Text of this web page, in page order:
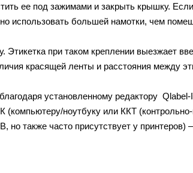
ее под зажимами и закрыть крышку.
использовать большей намотки, чем
Этикетка при таком креплении выезжает
красящей ленты и расстояния между
установленному редактору Qlabel-
ноутбуку или ККТ (контрольно-
но также часто присутствует у